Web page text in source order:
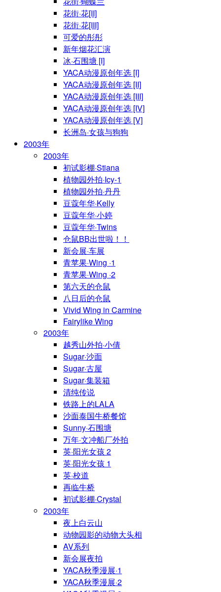
花街·花[II]
花街·花[III]
可爱的彤彤
新年烟花汇演
冰·石围塘 [I]
YACA动漫原创年选 [I]
YACA动漫原创年选 [II]
YACA动漫原创年选 [III]
YACA动漫原创年选 [IV]
YACA动漫原创年选 [V]
长洲岛·女孩与狗狗
2003年
2003年
初试影棚·Stiana
植物园外拍·Icy-1
植物园外拍·丹丹
豆蔻年华·Kelly
豆蔻年华·小婷
豆蔻年华·Twins
仓鼠BB出世啦！！
新会展·车展
青苹果·Wing ·1
青苹果·Wing ·2
第六天的仓鼠
八日后的仓鼠
Vivid Wing in Carmine
Fairylike Wing
2003年
越秀山外拍·小倩
Sugar·沙面
Sugar·古屋
Sugar·集装箱
清纯传说
铁路上的LALA
沙面泰国牛桥餐馆
Sunny·石围塘
万年·文冲船厂外拍
英·阳光女孩 2
英·阳光女孩 1
英·校道
再临牛桥
初试影棚·Crystal
2003年
夜上白云山
动物园影的动物大头相
AV系列
新会展夜拍
YACA秋季漫展·1
YACA秋季漫展·2